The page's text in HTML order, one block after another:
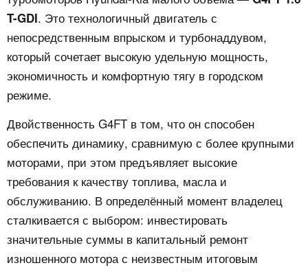
T-GDI. Это технологичный двигатель с
непосредственным впрыском и турбонаддувом,
который сочетает высокую удельную мощность,
экономичность и комфортную тягу в городском
режиме.
Двойственность G4FT в том, что он способен
обеспечить динамику, сравнимую с более крупными
моторами, при этом предъявляет высокие
требования к качеству топлива, масла и
обслуживанию. В определённый момент владелец
сталкивается с выбором: инвестировать
значительные суммы в капитальный ремонт
изношенного мотора с неизвестным итоговым